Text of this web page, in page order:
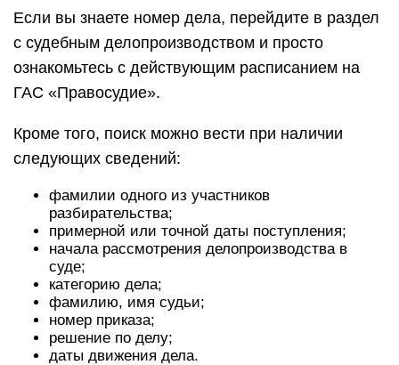
Если вы знаете номер дела, перейдите в раздел
с судебным делопроизводством и просто
ознакомьтесь с действующим расписанием на
ГАС «Правосудие».
Кроме того, поиск можно вести при наличии
следующих сведений:
фамилии одного из участников
разбирательства;
примерной или точной даты поступления;
начала рассмотрения делопроизводства в
суде;
категорию дела;
фамилию, имя судьи;
номер приказа;
решение по делу;
даты движения дела.